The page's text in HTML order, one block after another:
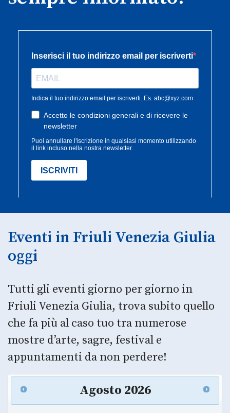
Eventi in Friuli Venezia Giulia
oggi
Tutti gli eventi giorno per giorno in
Friuli Venezia Giulia, trova subito quello
che fa più al caso tuo tra numerose
mostre d’arte, sagre, festival e
appuntamenti da non perdere!
Agosto 2026